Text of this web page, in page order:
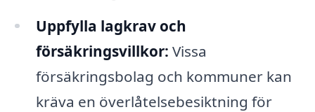
Uppfylla lagkrav och
försäkringsvillkor: Vissa
försäkringsbolag och kommuner kan
kräva en överlåtelsebesiktning för